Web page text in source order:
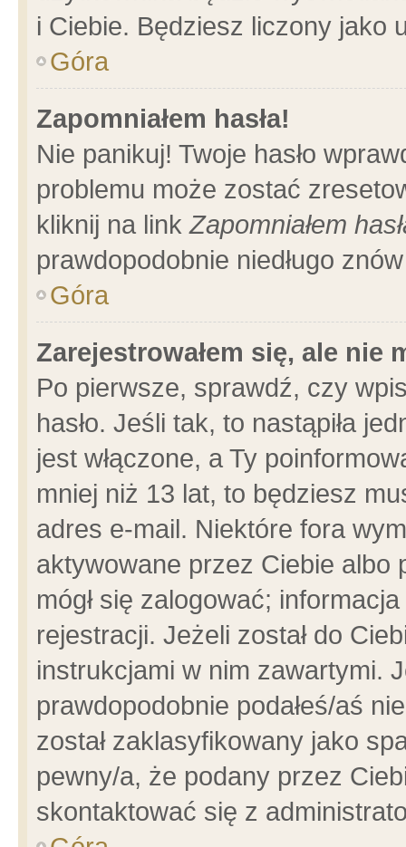
i Ciebie. Będziesz liczony jako
Góra
Zapomniałem hasła!
Nie panikuj! Twoje hasło
problemu może zostać
kliknij na linkZapomniałem
prawdopodobnie niedługo
Góra
Zarejestrowałem się, ale nie
Po pierwsze, sprawdź, czy
hasło. Jeśli tak, to nastąpiła
jest włączone, a Ty
mniej niż 13 lat, to będziesz
adres e-mail. Niektóre fora
aktywowane przez Ciebie albo
mógł się zalogować;
rejestracji. Jeżeli został do
instrukcjami w nim zawartymi.
prawdopodobnie podałeś/aś
został zaklasyfikowany jako
pewny/a, że podany przez
skontaktować się z